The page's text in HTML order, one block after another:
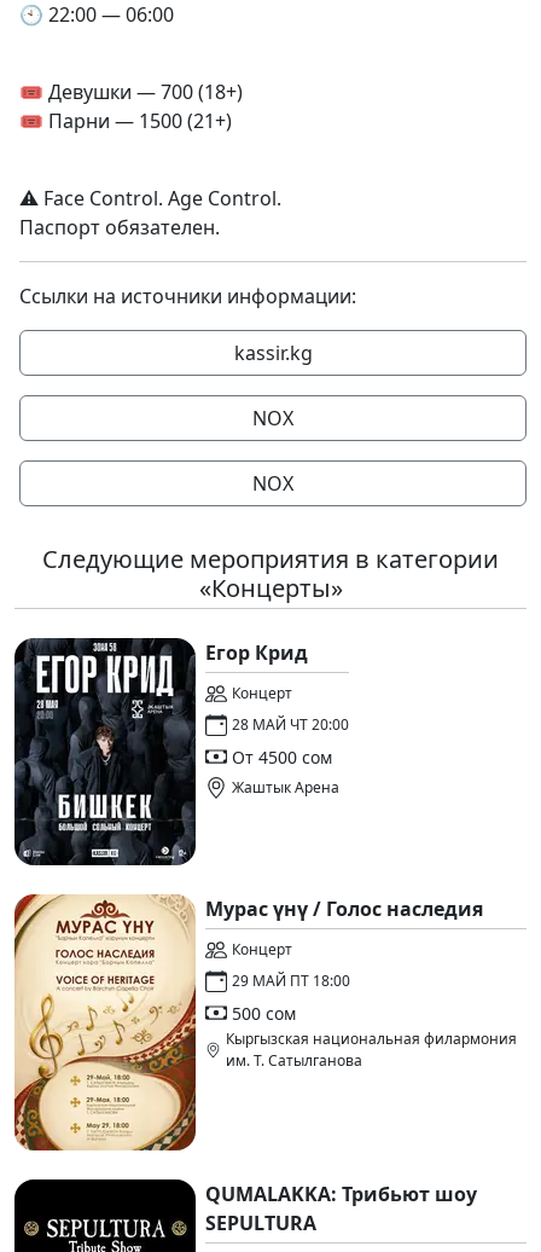
🕙 22:00 — 06:00
🎟️ Девушки — 700 (18+)
🎟️ Парни — 1500 (21+)
⚠️ Face Control. Age Control.
Паспорт обязателен.
Ссылки на источники информации:
kassir.kg
NOX
NOX
Следующие мероприятия в категории
«Концерты»
Егор Крид
Концерт
28 МАЙ ЧТ 20:00
От 4500 сом
Жаштык Арена
Мурас үнү / Голос наследия
Концерт
29 МАЙ ПТ 18:00
500 сом
Кыргызская национальная филармония
им. Т. Сатылганова
QUMALAKKA: Трибьют шоу
SEPULTURA